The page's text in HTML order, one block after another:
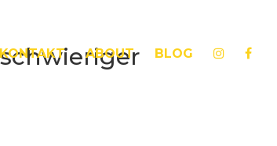
KONTAKT ABOUT BLOG